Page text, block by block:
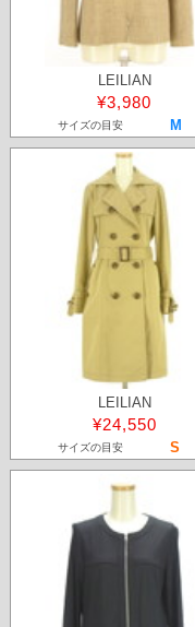
LEILIAN
¥3,980
サイズの目安 M
LEILIAN
¥24,550
サイズの目安 S